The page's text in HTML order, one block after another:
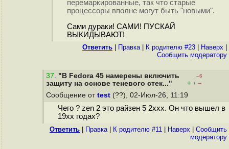
перемаркированные, так что старые
процессоры вполне могут быть "новыми".
Сами дураки! САМИ! ПУСКАЙ
ВЫКИДЫВАЮТ!
Ответить Правка| К родителю #23 Наверх
Cообщить модератору
37. "В Fedora 45 намерены включить
защиту на основе теневого стек..."
–6
+ / –
Сообщение от test (??), 02-Июл-26, 11:19
Чего ? zen 2 это райзен 5 2ххх. Он что вышел в
19хх годах?
Ответить Правка| К родителю #11 Наверх
Cообщить
модератору